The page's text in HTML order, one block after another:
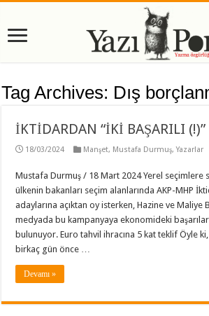
Tag Archives: Dış
İKTİDARDAN “İKİ BAŞARILI
18/03/2024 Manşet, Mustafa Durmuş,Yazarlar
Mustafa Durmuş / 18 Mart 2024 Yerel seçimlere
ülkenin bakanları seçim alanlarında AKP-MHP
adaylarına açıktan oy isterken, Hazine ve Maliye
medyada bu kampanyaya ekonomideki
bulunuyor. Euro tahvil ihracına 5 kat teklif Öyle ki,
birkaç gün önce …
Devamı »